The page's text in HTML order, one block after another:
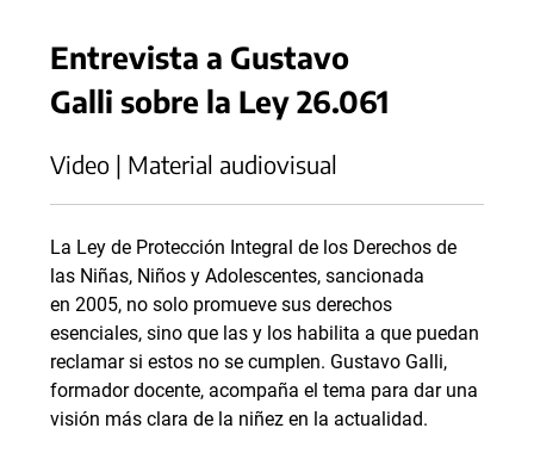
Entrevista a Gustavo
Galli sobre la Ley 26.061
Video | Material audiovisual
La Ley de Protección Integral de los Derechos de
las Niñas, Niños y Adolescentes, sancionada
en 2005, no solo promueve sus derechos
esenciales, sino que las y los habilita a que puedan
reclamar si estos no se cumplen. Gustavo Galli,
formador docente, acompaña el tema para dar una
visión más clara de la niñez en la actualidad.